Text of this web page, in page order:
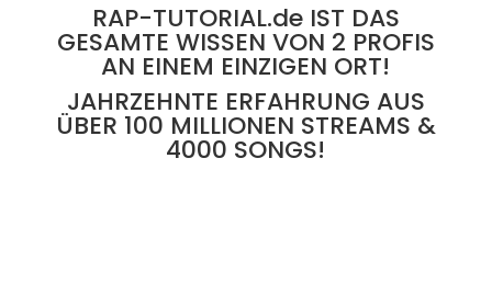
RAP-TUTORIAL.de IST DAS
GESAMTE WISSEN VON 2 PROFIS
AN EINEM EINZIGEN ORT!
JAHRZEHNTE ERFAHRUNG AUS
ÜBER 100 MILLIONEN STREAMS &
4000 SONGS!